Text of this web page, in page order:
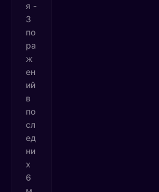
я -
3
по
ра
ж
ен
ий
в
по
сл
ед
ни
х
6